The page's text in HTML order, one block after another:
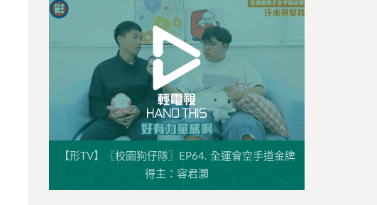
【形TV】〖校園狗仔隊〗EP64. 全運會空手道金牌
得主：容君灝